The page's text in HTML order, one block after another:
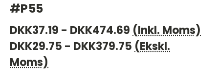
#P55
DKK37.19 - DKK474.69 (Inkl. Moms)
DKK29.75 - DKK379.75 (Ekskl.
Moms)